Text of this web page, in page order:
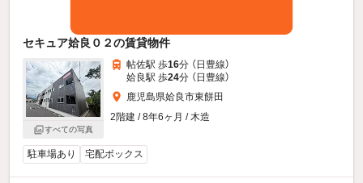
セキュア姶良０２の賃貸物件
すべての写真
帖佐駅 歩16分 （日豊線）
姶良駅 歩24分 （日豊線）
鹿児島県姶良市東餅田
2階建 / 8年6ヶ月 / 木造
駐車場あり 宅配ボックス